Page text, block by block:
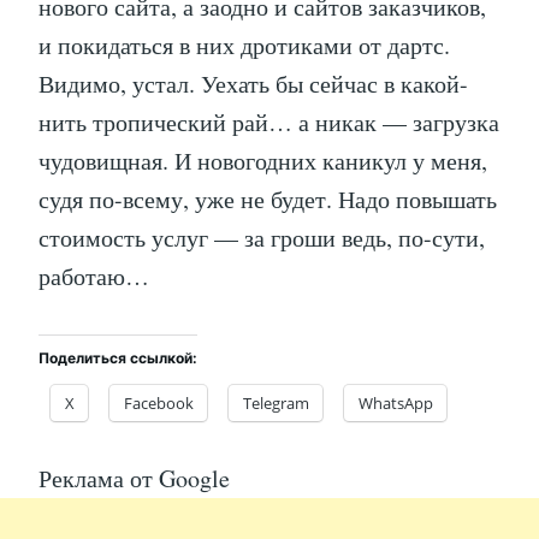
нового сайта, а заодно и сайтов заказчиков,
и покидаться в них дротиками от дартс.
Видимо, устал. Уехать бы сейчас в какой-
нить тропический рай… а никак — загрузка
чудовищная. И новогодних каникул у меня,
судя по-всему, уже не будет. Надо повышать
стоимость услуг — за гроши ведь, по-сути,
работаю…
Поделиться ссылкой:
X Facebook Telegram WhatsApp
Реклама от Google